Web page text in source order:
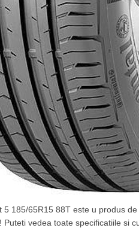
185/65R15 88T este u produs
vedea toate specificatiile si